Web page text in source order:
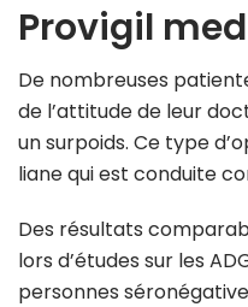
Provigil
De nombreuses
de l’attitude de leur
un surpoids. Ce type
liane qui est conduite
Des résultats
lors d’études sur les
personnes